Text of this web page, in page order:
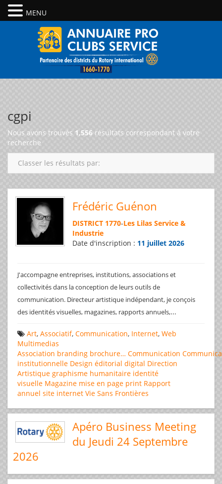
cgpi
Nous avons trouvés 1,556 résultats correspondant à votre
recherche
Classer les résultats par:
Frédéric Guénon
DISTRICT 1770-Les Lilas Service &
Industrie
Date d'inscription : 11 juillet 2026
J'accompagne entreprises, institutions, associations et
collectivités dans la conception de leurs outils de
communication. Directeur artistique indépendant, je conçois
des identités visuelles, magazines, rapports annuels,...
Art, Associatif, Communication, Internet, Web
Multimedias
Association branding brochure… Communication
institutionnelle Design éditorial digital Direction
Artistique graphisme humanitaire identité
visuelle Magazine mise en page print Rapport
annuel site internet Vie Sans Frontières
Apéro Business Meeting
du Jeudi 24 Septembre
2026
MENU